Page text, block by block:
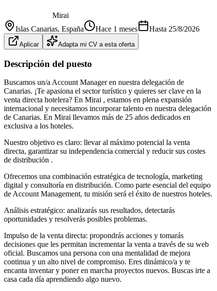
Mirai
Islas Canarias, España Hace 1 meses Hasta 25/8/2026
Aplicar Adapta mi CV a esta oferta
Descripción del puesto
Buscamos un/a Account Manager en nuestra delegación de
Canarias. ¡Te apasiona el sector turístico y quieres ser clave en la
venta directa hotelera? En Mirai , estamos en plena expansión
internacional y necesitamos incorporar talento en nuestra delegación
de Canarias. En Mirai llevamos más de 25 años dedicados en
exclusiva a los hoteles.
Nuestro objetivo es claro: llevar al máximo potencial la venta
directa, garantizar su independencia comercial y reducir sus costes
de distribución .
Ofrecemos una combinación estratégica de tecnología, marketing
digital y consultoría en distribución. Como parte esencial del equipo
de Account Management, tu misión será el éxito de nuestros hoteles.
Análisis estratégico: analizarás sus resultados, detectarás
oportunidades y resolverás posibles problemas.
Impulso de la venta directa: propondrás acciones y tomarás
decisiones que les permitan incrementar la venta a través de su web
oficial. Buscamos una persona con una mentalidad de mejora
continua y un alto nivel de compromiso. Eres dinámico/a y te
encanta inventar y poner en marcha proyectos nuevos. Buscas irte a
casa cada día aprendiendo algo nuevo.